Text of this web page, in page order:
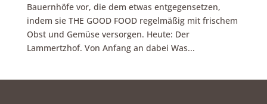
Bauernhöfe vor, die dem etwas entgegensetzen,
indem sie THE GOOD FOOD regelmäßig mit frischem
Obst und Gemüse versorgen. Heute: Der
Lammertzhof. Von Anfang an dabei Was...